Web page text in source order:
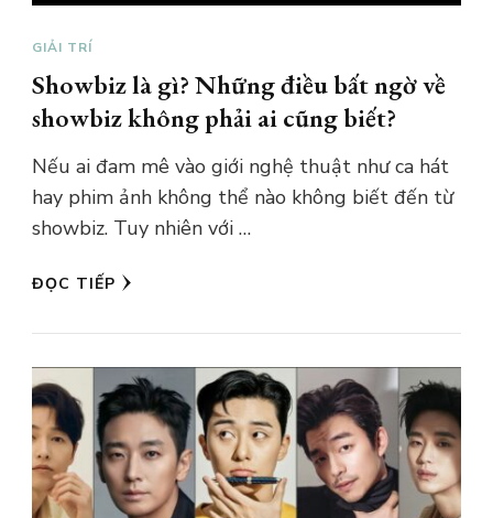
GIẢI TRÍ
Showbiz là gì? Những điều bất ngờ về
showbiz không phải ai cũng biết?
Nếu ai đam mê vào giới nghệ thuật như ca hát
hay phim ảnh không thể nào không biết đến từ
showbiz. Tuy nhiên với …
ĐỌC TIẾP